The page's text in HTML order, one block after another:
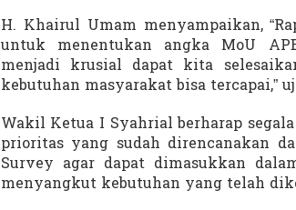
H. Khairul Umam menyampaikan,
untuk menentukan angka MoU
menjadi krusial dapat kita
kebutuhan masyarakat bisa tercapai,”
Wakil Ketua I Syahrial berharap
prioritas yang sudah direncanakan
Survey agar dapat dimasukkan
menyangkut kebutuhan yang telah